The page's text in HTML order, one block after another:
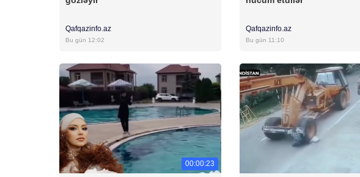
Qafqazinfo.az
Bu gün 12:02
Qafqazinfo.az
Bu gün 11:10
00:00:23